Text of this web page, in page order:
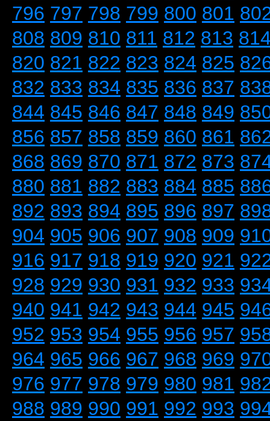
796 797 798 799 800 801
808 809 810 811 812 813
820 821 822 823 824 825
832 833 834 835 836 837
844 845 846 847 848 849
856 857 858 859 860 861
868 869 870 871 872 873
880 881 882 883 884 885
892 893 894 895 896 897
904 905 906 907 908 909
916 917 918 919 920 921
928 929 930 931 932 933
940 941 942 943 944 945
952 953 954 955 956 957
964 965 966 967 968 969
976 977 978 979 980 981
988 989 990 991 992 993